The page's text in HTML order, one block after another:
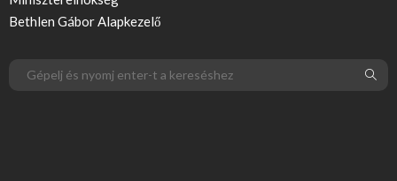
Bethlen Gábor Alapkezelő